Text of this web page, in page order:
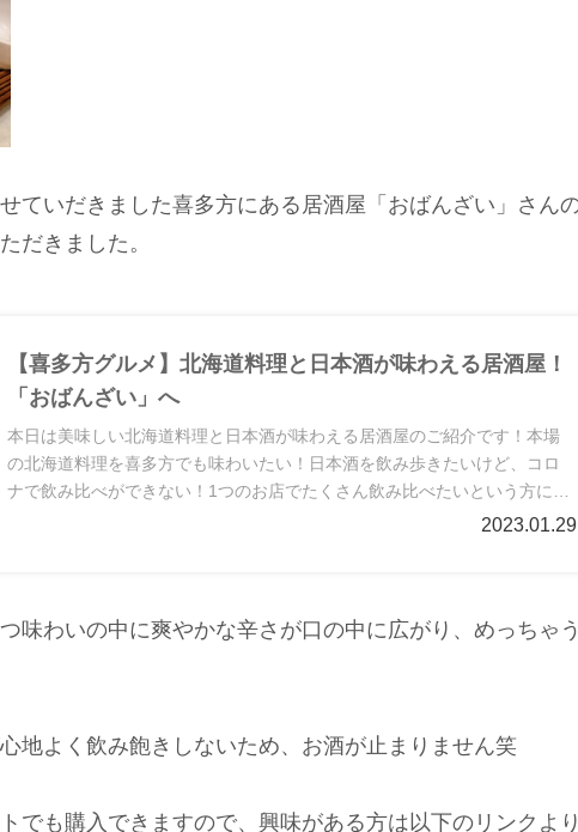
ていだきました喜多方にある居酒屋「おばんざい」さん
だきました。
【喜多方グルメ】北海道料理と日本酒が味わえる居酒屋！
「おばんざい」へ
本日は美味しい北海道料理と日本酒が味わえる居酒屋のご紹介です！本場
の北海道料理を喜多方でも味わいたい！日本酒を飲み歩きたいけど、コロ
ナで飲み比べができない！1つのお店でたくさん飲み比べたいという方には
アイデアのひとつとして必見の内容となっていますので、ぜひ最後までご
2023.01.29
味わいの中に爽やかな辛さが口の中に広がり、めっちゃ
地よく飲み飽きしないため、お酒が止まりません笑
でも購入できますので、興味がある方は以下のリンクよ